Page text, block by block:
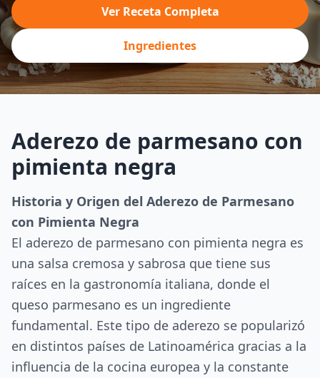
Ver Receta Completa
Ingredientes
Aderezo de parmesano con
pimienta negra
Historia y Origen del Aderezo de Parmesano
con Pimienta Negra
El aderezo de parmesano con pimienta negra es
una salsa cremosa y sabrosa que tiene sus
raíces en la gastronomía italiana, donde el
queso parmesano es un ingrediente
fundamental. Este tipo de aderezo se popularizó
en distintos países de Latinoamérica gracias a la
influencia de la cocina europea y la constante